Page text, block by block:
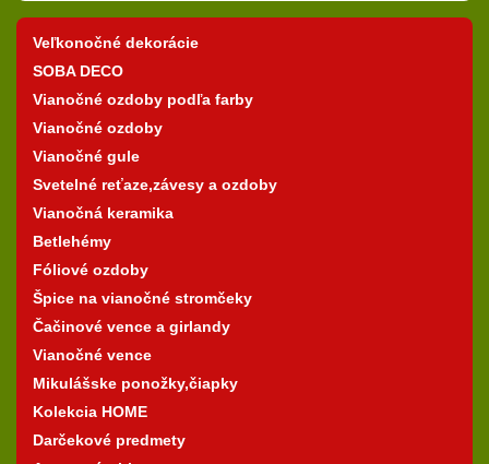
Veľkonočné dekorácie
SOBA DECO
Vianočné ozdoby podľa farby
Vianočné ozdoby
Vianočné gule
Svetelné reťaze,závesy a ozdoby
Vianočná keramika
Betlehémy
Fóliové ozdoby
Špice na vianočné stromčeky
Čačinové vence a girlandy
Vianočné vence
Mikulášske ponožky,čiapky
Kolekcia HOME
Darčekové predmety